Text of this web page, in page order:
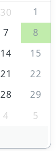
30
1
7
8
14
15
21
22
28
29
4 5